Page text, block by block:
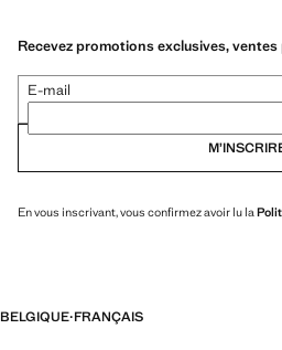
Recevez promotions exclusives,
E-mail
En vous inscrivant, vous confirmez avoir lu la
BELGIQUE·FRANÇAIS